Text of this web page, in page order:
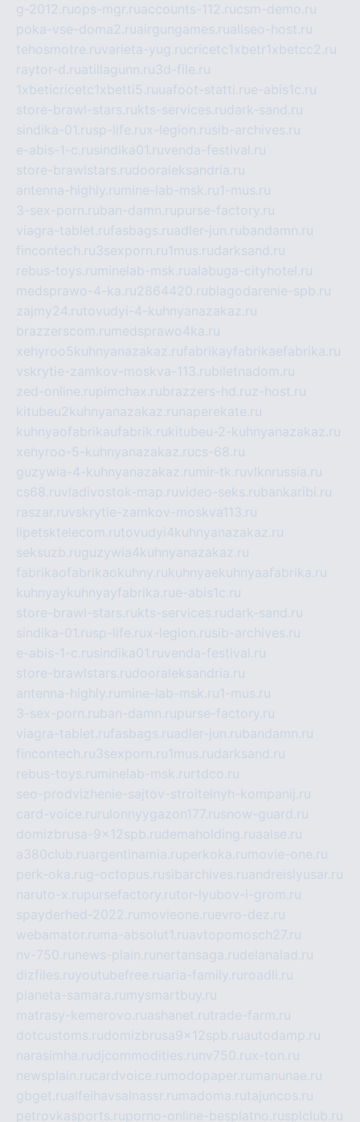
g-2012.ruops-mgr.ruaccounts-112.rucsm-demo.ru
poka-vse-doma2.ruairgungames.ruallseo-host.ru
tehosmotre.ruvarieta-yug.rucricetc1xbetr1xbetcc2.ru
raytor-d.ruatillagunn.ru3d-file.ru
1xbeticricetc1xbetti5.ruuafoot-statti.rue-abis1c.ru
store-brawl-stars.rukts-services.rudark-sand.ru
sindika-01.rusp-life.rux-legion.rusib-archives.ru
e-abis-1-c.rusindika01.ruvenda-festival.ru
store-brawlstars.rudooraleksandria.ru
antenna-highly.ru mine-lab-msk.ru1-mus.ru
3-sex-porn.ruban-damn.rupurse-factory.ru
viagra-tablet.rufasbags.ruadler-jun.rubandamn.ru
fincontech.ru3sexporn.ru1mus.rudarksand.ru
rebus-toys.ru minelab-msk.rualabuga-cityhotel.ru
medsprawo-4-ka.ru2864420.rublagodarenie-spb.ru
zajmy24.rutovudyi-4-kuhnyanazakaz.ru
brazzerscom.ru medsprawo4ka.ru
xehyroo5kuhnyanazakaz.rufabrikayfabrikaefabrika.ru
vskrytie-zamkov-moskva-113.rubiletnadom.ru
zed-online.rupimchax.rubrazzers-hd.ruz-host.ru
kitubeu2kuhnyanazakaz.ru naperekate.ru
kuhnyaofabrikaufabrik.rukitubeu-2-kuhnyanazakaz.ru
xehyroo-5-kuhnyanazakaz.rucs-68.ru
guzywia-4-kuhnyanazakaz.ru mir-tk.ruvlknrussia.ru
cs68.ruvladivostok-map.ruvideo-seks.rubankaribi.ru
raszar.ruvskrytie-zamkov-moskva113.ru
lipetsktelecom.rutovudyi4kuhnyanazakaz.ru
seksuzb.ruguzywia4kuhnyanazakaz.ru
fabrikaofabrikaokuhny.rukuhnyaekuhnyaafabrika.ru
kuhnyaykuhnyayfabrika.rue-abis1c.ru
store-brawl-stars.rukts-services.rudark-sand.ru
sindika-01.rusp-life.rux-legion.rusib-archives.ru
e-abis-1-c.rusindika01.ruvenda-festival.ru
store-brawlstars.rudooraleksandria.ru
antenna-highly.ru mine-lab-msk.ru1-mus.ru
3-sex-porn.ruban-damn.rupurse-factory.ru
viagra-tablet.rufasbags.ruadler-jun.rubandamn.ru
fincontech.ru3sexporn.ru1mus.rudarksand.ru
rebus-toys.ru minelab-msk.ru rtdco.ru
seo-prodvizhenie-sajtov-stroitelnyh-kompanij.ru
card-voice.ru rulonnyygazon177.rusnow-guard.ru
domizbrusa-9x12spb.rudemaholding.ruaalse.ru
a380club.ruargentinamia.ruperkoka.ru movie-one.ru
perk-oka.rug-octopus.rusibarchives.ruandreislyusar.ru
naruto-x.rupursefactory.rutor-lyubov-i-grom.ru
spayderhed-2022.ru movieone.ruevro-dez.ru
webamator.ru ma-absolut1.ruavtopomosch27.ru
nv-750.ru news-plain.ru nertansaga.rudelanalad.ru
dizfiles.ruyoutubefree.ruaria-family.ru roadli.ru
planeta-samara.ru mysmartbuy.ru
matrasy-kemerovo.ruashanet.rutrade-farm.ru
dotcustoms.rudomizbrusa9x12spb.ruautodamp.ru
narasimha.rudjcommodities.ru nv750.rux-ton.ru
newsplain.rucardvoice.ru modopaper.ru manunae.ru
gbget.rualfeihavsalnassr.ru madoma.rutajuncos.ru
petrovkasports.ruporno-online-besplatno.rusplclub.ru